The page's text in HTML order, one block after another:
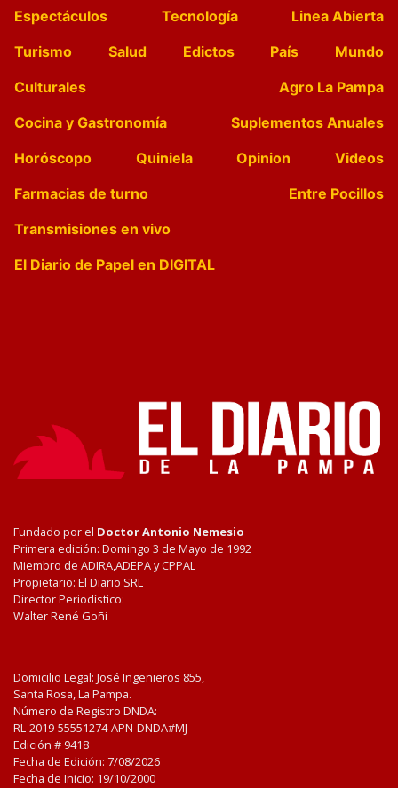
Espectáculos
Tecnología
Linea Abierta
Turismo
Salud Edictos País
Mundo
Culturales
Agro La Pampa
Cocina y Gastronomía
Suplementos Anuales
Horóscopo
Quiniela Opinion
Videos
Farmacias de turno
Entre Pocillos
Transmisiones en vivo
El Diario de Papel en DIGITAL
Fundado por el Doctor Antonio Nemesio
Primera edición: Domingo 3 de Mayo de 1992
Miembro de ADIRA,ADEPA y CPPAL
Propietario: El Diario SRL
Director Periodístico:
Walter René Goñi
Domicilio Legal: José Ingenieros 855,
Santa Rosa, La Pampa.
Número de Registro DNDA:
RL-2019-55551274-APN-DNDA#MJ
Edición # 9418
Fecha de Edición: 7/08/2026
Fecha de Inicio: 19/10/2000